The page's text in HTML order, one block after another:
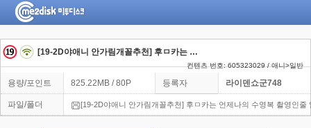
[19-2D야애니 안가림개꼴추천] 후ㅁ카는 언제나의 수영복
컨텐츠 번호: 605323029 / 애니>일반
용량/포인트 825.22MB / 80P 등록자 라이덴쇼군748
파일/폴더 [19-2D야애니 안가림개꼴추천] 후ㅁ카는 언제나의 수영복 촬영인줄 알